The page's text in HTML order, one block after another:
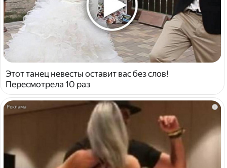
Этот танец невесты оставит вас без слов!
Пересмотрела 10 раз
i